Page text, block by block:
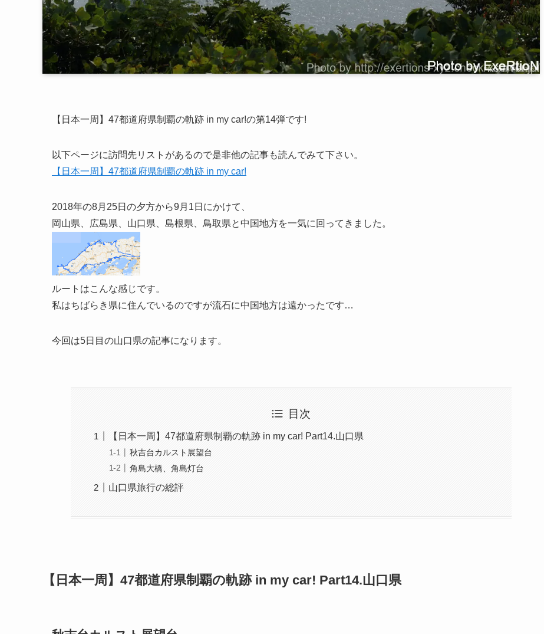
【日本一周】47都道府県制覇の軌跡 in my car!の第14弾です!
以下ページに訪問先リストがあるので是非他の記事も読んでみて下さい。
【日本一周】47都道府県制覇の軌跡 in my car!
2018年の8月25日の夕方から9月1日にかけて、
岡山県、広島県、山口県、島根県、鳥取県と中国地方を一気に回ってきました。
ルートはこんな感じです。
私はちばらき県に住んでいるのですが流石に中国地方は遠かったです…
今回は5日目の山口県の記事になります。
目次
【日本一周】47都道府県制覇の軌跡 in my car! Part14.山口県
秋吉台カルスト展望台
角島大橋、角島灯台
山口県旅行の総評
【日本一周】47都道府県制覇の軌跡 in my car! Part14.山口県